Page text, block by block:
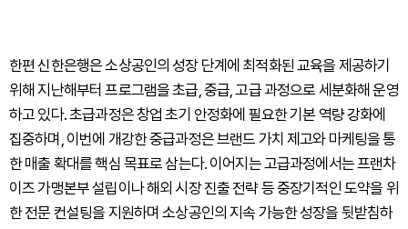
한편 신한은행은 소상공인의 성장 단계에 최적화된 교육을 제공하기
위해 지난해부터 프로그램을 초급, 중급, 고급 과정으로 세분화해 운영
하고 있다. 초급과정은 창업 초기 안정화에 필요한 기본 역량 강화에
집중하며, 이번에 개강한 중급과정은 브랜드 가치 제고와 마케팅을 통
한 매출 확대를 핵심 목표로 삼는다. 이어지는 고급과정에서는 프랜차
이즈 가맹본부 설립이나 해외 시장 진출 전략 등 중장기적인 도약을 위
한 전문 컨설팅을 지원하며 소상공인의 지속 가능한 성장을 뒷받침하